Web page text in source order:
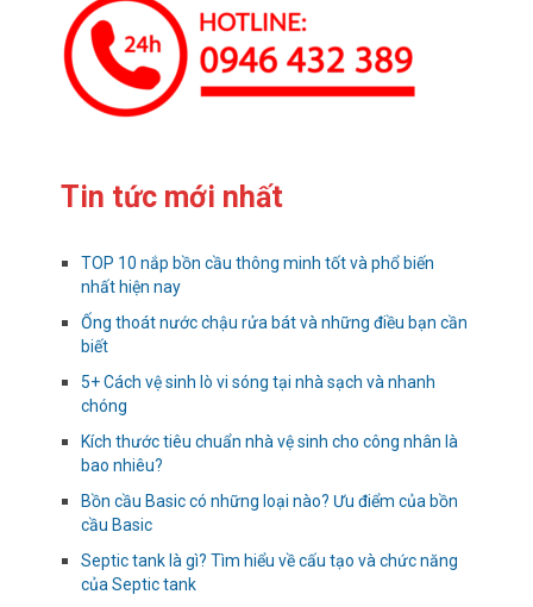
Tin tức mới nhất
TOP 10 nắp bồn cầu thông minh tốt và phổ biến
nhất hiện nay
Ống thoát nước chậu rửa bát và những điều bạn cần
biết
5+ Cách vệ sinh lò vi sóng tại nhà sạch và nhanh
chóng
Kích thước tiêu chuẩn nhà vệ sinh cho công nhân là
bao nhiêu?
Bồn cầu Basic có những loại nào? Ưu điểm của bồn
cầu Basic
Septic tank là gì? Tìm hiểu về cấu tạo và chức năng
của Septic tank